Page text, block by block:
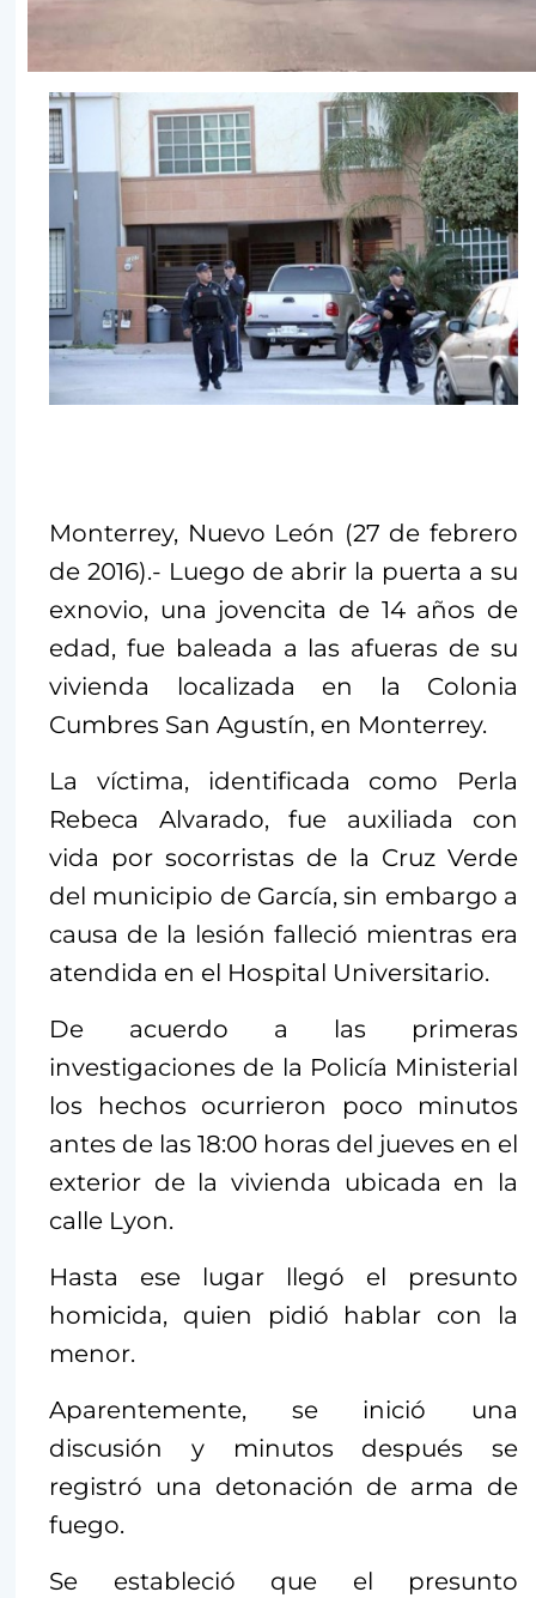
Monterrey, Nuevo León (27 de febrero
de 2016).- Luego de abrir la puerta a su
exnovio, una jovencita de 14 años de
edad, fue baleada a las afueras de su
vivienda localizada en la Colonia
Cumbres San Agustín, en Monterrey.
La víctima, identificada como Perla
Rebeca Alvarado, fue auxiliada con
vida por socorristas de la Cruz Verde
del municipio de García, sin embargo a
causa de la lesión falleció mientras era
atendida en el Hospital Universitario.
De acuerdo a las primeras
investigaciones de la Policía Ministerial
los hechos ocurrieron poco minutos
antes de las 18:00 horas del jueves en el
exterior de la vivienda ubicada en la
calle Lyon.
Hasta ese lugar llegó el presunto
homicida, quien pidió hablar con la
menor.
Aparentemente, se inició una
discusión y minutos después se
registró una detonación de arma de
fuego.
Se estableció que el presunto